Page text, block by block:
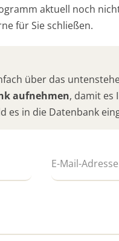
aktuell noch
für Sie schließen.
über das
aufnehmen, damit es
es in die Datenbank